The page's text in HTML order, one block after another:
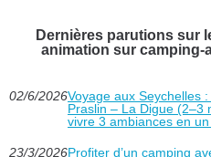
Dernières parutions sur
animation sur camping-
02/6/2026Voyage aux Seychelles
Praslin – La Digue (2–3
vivre 3 ambiances en
23/3/2026Profiter d’un camping